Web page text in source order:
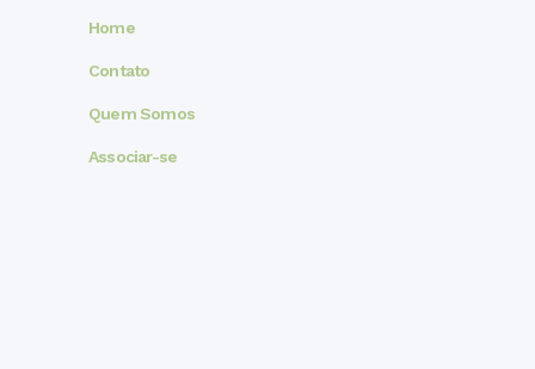
Home
Contato
Quem Somos
Associar-se